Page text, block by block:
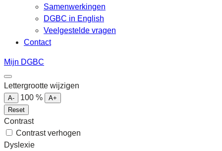
Samenwerkingen
DGBC in English
Veelgestelde vragen
Contact
Mijn DGBC
Lettergrootte wijzigen
A- 100 %
A+
Reset
Contrast
Contrast verhogen
Dyslexie